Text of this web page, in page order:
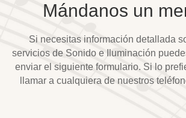
Mándanos un
Si necesitas información detallada
servicios de Sonido e Iluminación
enviar el siguiente formulario. Si lo
llamar a cualquiera de nuestros